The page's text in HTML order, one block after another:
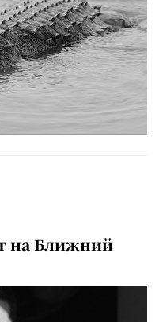
на Ближний